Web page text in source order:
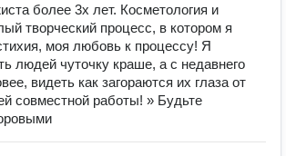
более 3х лет. Косметология и
творческий процесс, в котором я
моя любовь к процессу! Я
людей чуточку краше, а с недавнего
видеть как загораются их глаза от
совместной работы! » Будьте